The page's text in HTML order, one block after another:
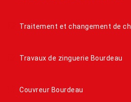
Traitement et changement de
Travaux de zinguerie Bourdeau
Couvreur Bourdeau